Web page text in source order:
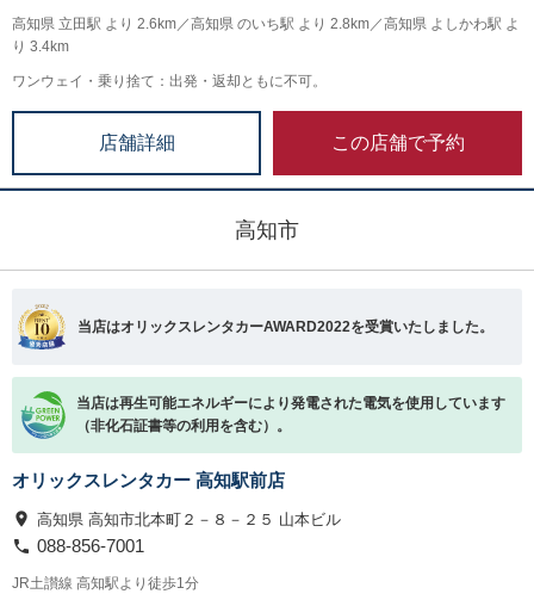
高知県 立田駅 より 2.6km／高知県 のいち駅 より 2.8km／高知県 よしかわ駅 よ
り 3.4km
ワンウェイ・乗り捨て：出発・返却ともに不可。
店舗詳細 この店舗で予約
高知市
当店はオリックスレンタカーAWARD2022を受賞いたしました。
当店は再生可能エネルギーにより発電された電気を使用しています
（非化石証書等の利用を含む）。
オリックスレンタカー 高知駅前店
高知県 高知市北本町２－８－２５ 山本ビル
088-856-7001
JR土讃線 高知駅より徒歩1分